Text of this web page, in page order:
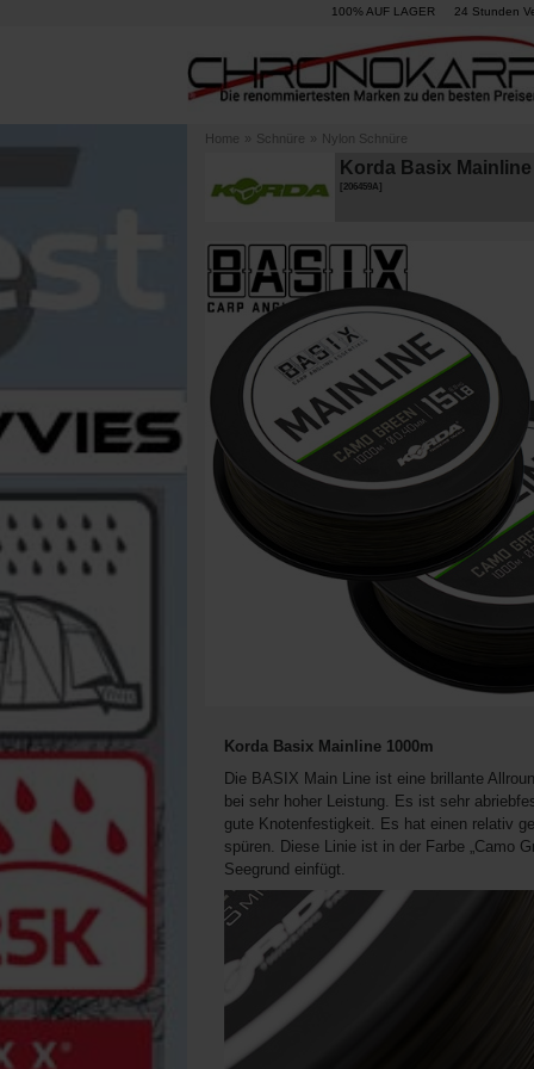
100% AUF LAGER 24 Stunden
Home » Schnüre » Nylon Schnüre
Korda Basix Mainline
206459A]
Korda Basix Mainline 1000m
Die BASIX Main Line ist eine brillante
bei sehr hoher Leistung. Es ist sehr
gute Knotenfestigkeit. Es hat einen relativ
spüren. Diese Linie ist in der Farbe „Camo
Seegrund einfügt.